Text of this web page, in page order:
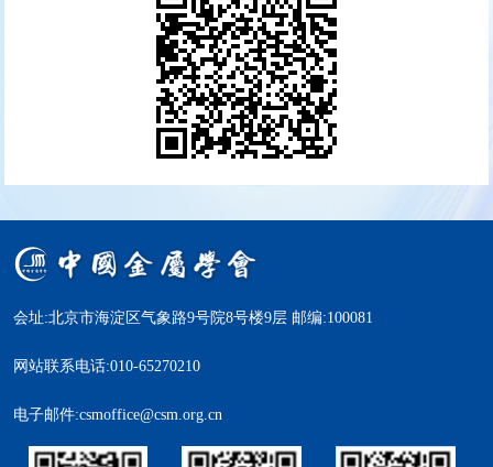
会址:北京市海淀区气象路9号院8号楼9层 邮编:100081
网站联系电话:010-65270210
电子邮件:csmoffice@csm.org.cn